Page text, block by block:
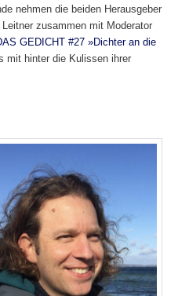
nehmen die beiden Herausgeber
zusammen mit Moderator
GEDICHT #27 »Dichter an die
mit hinter die Kulissen ihrer